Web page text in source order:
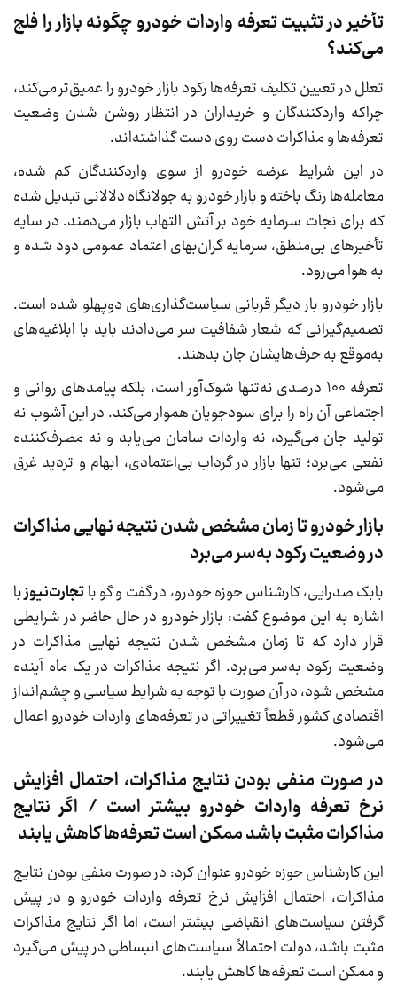
تأخیر در تثبیت تعرفه واردات خودرو چگونه بازار را فلج
می‌کند؟
تعلل در تعیین تکلیف تعرفه‌ها رکود بازار خودرو را عمیق‌تر می‌کند،
چراکه واردکنندگان و خریداران در انتظار روشن شدن وضعیت
تعرفه‌ها و مذاکرات دست روی دست گذاشته‌اند.
در این شرایط عرضه خودرو از سوی واردکنندگان کم شده،
معامله‌ها رنگ ‌باخته و بازار خودرو به جولانگاه دلالانی تبدیل شده
که برای نجات سرمایه خود بر آتش التهاب بازار می‌دمند. در سایه
تأخیرهای بی‌منطق، سرمایه گران‌بهای اعتماد عمومی دود شده و
به هوا می‌رود.
بازار خودرو بار دیگر قربانی سیاست‌گذاری‌های دوپهلو شده است.
تصمیم‌گیرانی که شعار شفافیت سر می‌دادند باید با ابلاغیه‌های
به‌موقع به حرف‌هایشان جان بدهند.
تعرفه ۱۰۰ درصدی نه‌تنها شوک‌آور است، بلکه پیامدهای روانی و
اجتماعی آن راه را برای سودجویان هموار می‌کند. در این آشوب نه
تولید جان می‌گیرد، نه واردات سامان می‌یابد و نه مصرف‌کننده
نفعی می‌برد؛ تنها بازار در گرداب بی‌اعتمادی، ابهام و تردید غرق
می‌شود.
بازار خودرو تا زمان مشخص شدن نتیجه نهایی مذاکرات
در وضعیت رکود به‌سر می‌برد
بابک صدرایی، کارشناس حوزه خودرو، در گفت و گو باتجارت‌نیوزبا
اشاره به این موضوع گفت: بازار خودرو در حال حاضر در شرایطی
قرار دارد که تا زمان مشخص شدن نتیجه نهایی مذاکرات در
وضعیت رکود به‌سر می‌برد. اگر نتیجه مذاکرات در یک ماه آینده
مشخص شود، در آن صورت با توجه به شرایط سیاسی و چشم‌انداز
اقتصادی کشور قطعاً تغییراتی در تعرفه‌های واردات خودرو اعمال
می‌شود.
در صورت منفی بودن نتایج مذاکرات، احتمال افزایش
نرخ تعرفه واردات خودرو بیشتر است / اگر نتایج
مذاکرات مثبت باشد ممکن است تعرفه‌ها کاهش یابند
این کارشناس حوزه خودرو عنوان کرد: در صورت منفی بودن نتایج
مذاکرات، احتمال افزایش نرخ تعرفه واردات خودرو و در پیش
گرفتن سیاست‌های انقباضی بیشتر است، اما اگر نتایج مذاکرات
مثبت باشد، دولت احتمالاً سیاست‌های انبساطی در پیش می‌گیرد
و ممکن است تعرفه‌ها کاهش یابند.